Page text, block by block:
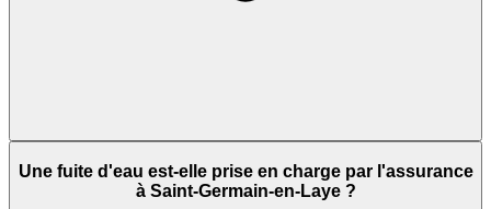
Une fuite d'eau est-elle prise en charge par l'assurance
à Saint-Germain-en-Laye ?